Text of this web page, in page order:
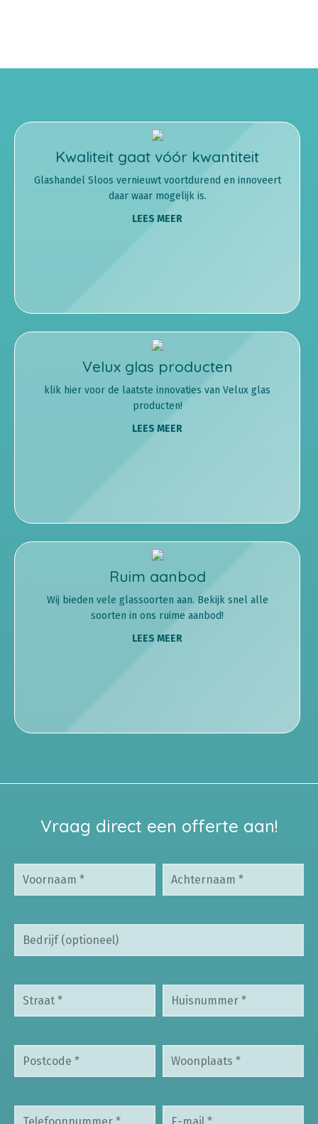
Kwaliteit gaat vóór kwantiteit
Glashandel Sloos vernieuwt voortdurend en innoveert
daar waar mogelijk is.
LEES MEER
Velux glas producten
klik hier voor de laatste innovaties van Velux glas
producten!
LEES MEER
Ruim aanbod
Wij bieden vele glassoorten aan. Bekijk snel alle
soorten in ons ruime aanbod!
LEES MEER
Vraag direct een offerte aan!